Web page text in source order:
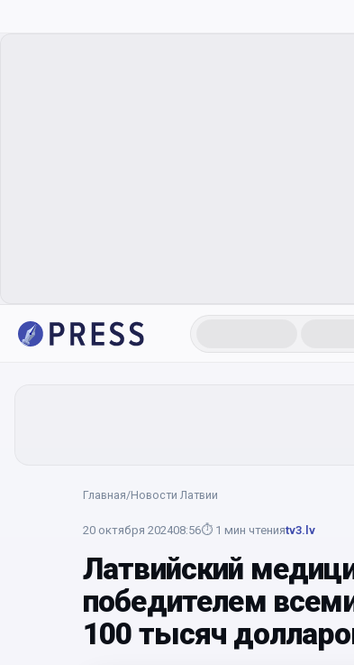
Главная/Новости Латвии
20 октября 202408:56⏱ 1 мин чтенияtv3.lv
Латвийский
победителем
100 тысяч